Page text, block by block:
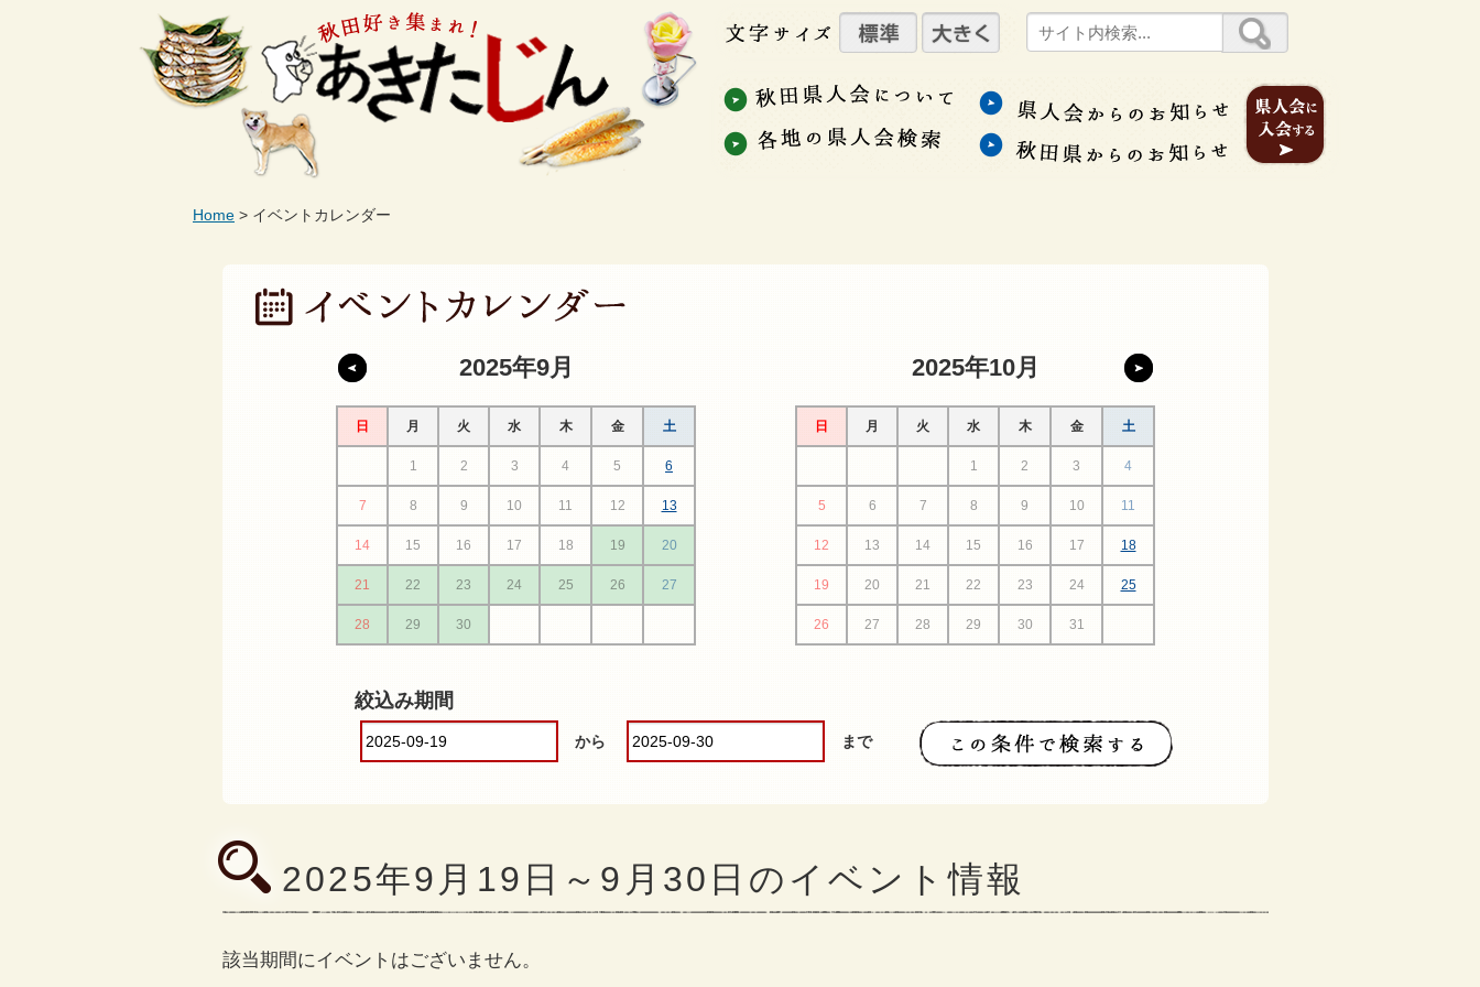
Home イベントカレンダー
2025年9月
日 月 火 水 木 金 土
1 2 3 4 5 6
7 8 9 10 11 12 13
14 15 16 17 18 19 20
21 22 23 24 25 26 27
28 29 30
2025年10月
日 月 火 水 木 金 土
1 2 3 4
5 6 7 8 9 10 11
12 13 14 15 16 17 18
19 20 21 22 23 24 25
26 27 28 29 30 31
絞込み期間
から まで
2025年9月19日～9月30日のイベント情報
該当期間にイベントはございません。